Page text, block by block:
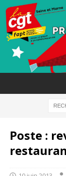
Poste :